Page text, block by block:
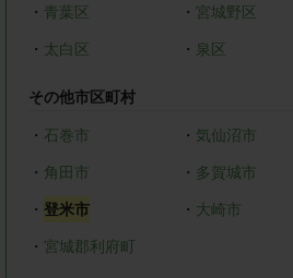
・ 青葉区 ・ 宮城野区
・ 太白区 ・ 泉区
その他市区町村
・ 石巻市 ・ 気仙沼市
・ 角田市 ・ 多賀城市
・ 登米市 ・ 大崎市
・ 宮城郡利府町